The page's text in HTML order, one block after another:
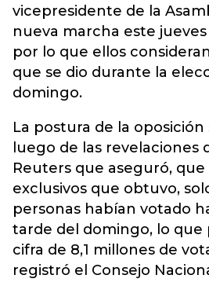
vicepresidente de la
nueva marcha este
por lo que ellos
que se dio durante la
domingo.
La postura de la
luego de las revelaciones
Reuters que aseguró,
exclusivos que obtuvo,
personas habían votado
tarde del domingo, lo que
cifra de 8,1 millones de
registró el Consejo